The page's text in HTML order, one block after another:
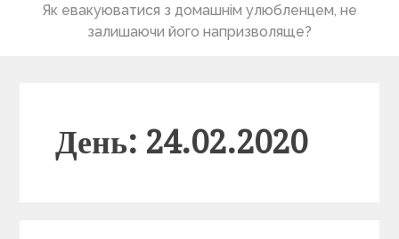
Як евакуюватися з домашнім улюбленцем, не
залишаючи його напризволяще?
День: 24.02.2020